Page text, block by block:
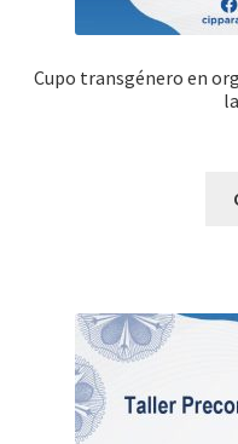
Cupo transgénero en